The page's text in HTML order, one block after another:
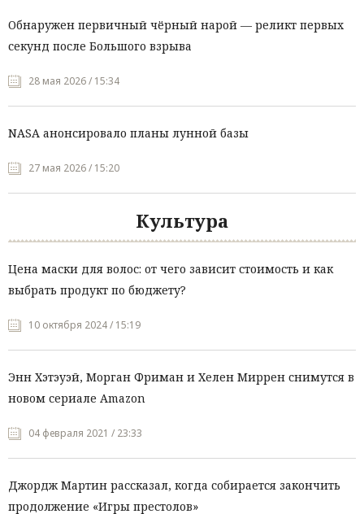
Обнаружен первичный чёрный нарой — реликт первых
секунд после Большого взрыва
28 мая 2026 / 15:34
NASA анонсировало планы лунной базы
27 мая 2026 / 15:20
Культура
Цена маски для волос: от чего зависит стоимость и как
выбрать продукт по бюджету?
10 октября 2024 / 15:19
Энн Хэтэуэй, Морган Фриман и Хелен Миррен снимутся в
новом сериале Amazon
04 февраля 2021 / 23:33
Джордж Мартин рассказал, когда собирается закончить
продолжение «Игры престолов»